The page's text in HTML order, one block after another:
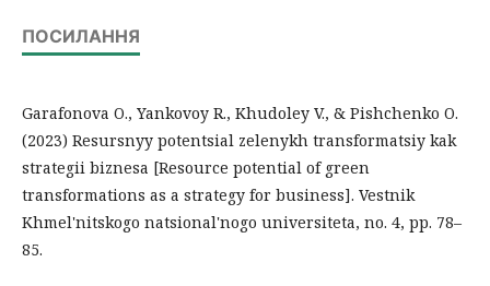
ПОСИЛАННЯ
Garafonova O., Yankovoy R., Khudoley V., & Pishchenko O.
(2023) Resursnyy potentsial zelenykh transformatsiy kak
strategii biznesa [Resource potential of green
transformations as a strategy for business]. Vestnik
Khmel'nitskogo natsional'nogo universiteta, no. 4, pp. 78–
85.